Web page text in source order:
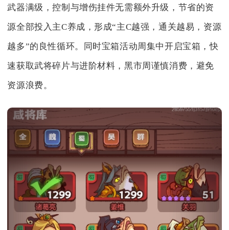
武器满级，控制与增伤挂件无需额外升级，节省的资
源全部投入主C养成，形成“主C越强，通关越易，资源
越多”的良性循环。同时宝箱活动周集中开启宝箱，快
速获取武将碎片与进阶材料，黑市周谨慎消费，避免
资源浪费。